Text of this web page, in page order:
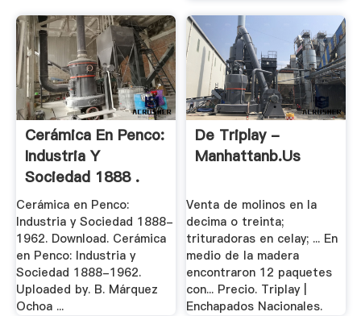
Cerámica En Penco:
Industria Y
Sociedad 1888 .
Cerámica en Penco:
Industria y Sociedad 1888-
1962. Download. Cerámica
en Penco: Industria y
Sociedad 1888-1962.
Uploaded by. B. Márquez
Ochoa ...
De Triplay -
Manhattanb.us
Venta de molinos en la
decima o treinta;
trituradoras en celay; ... En
medio de la madera
encontraron 12 paquetes
con... Precio. Triplay |
Enchapados Nacionales.